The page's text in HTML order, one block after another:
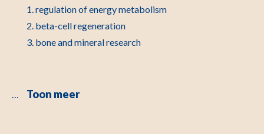
regulation of energy metabolism
beta-cell regeneration
bone and mineral research
… Toon meer